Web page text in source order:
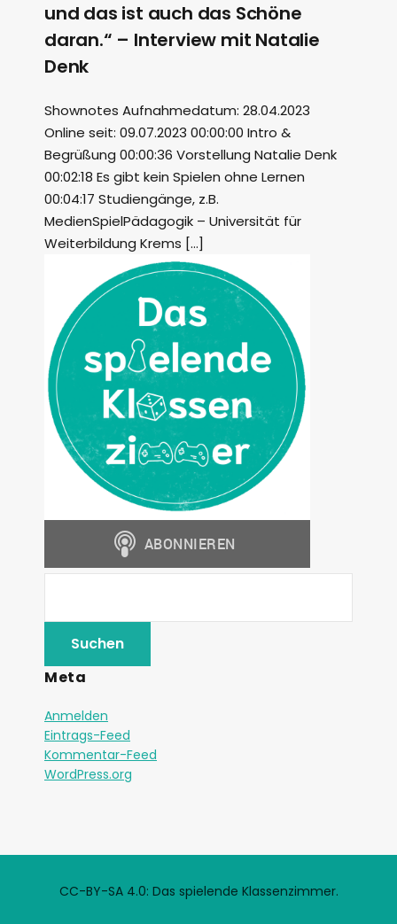
und das ist auch das Schöne
daran.“ – Interview mit Natalie
Denk
Shownotes Aufnahmedatum: 28.04.2023
Online seit: 09.07.2023 00:00:00 Intro &
Begrüßung 00:00:36 Vorstellung Natalie Denk
00:02:18 Es gibt kein Spielen ohne Lernen
00:04:17 Studiengänge, z.B.
MedienSpielPädagogik – Universität für
Weiterbildung Krems […]
Meta
Anmelden
Eintrags-Feed
Kommentar-Feed
WordPress.org
CC-BY-SA 4.0: Das spielende Klassenzimmer.